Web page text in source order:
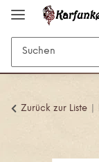
Zurück zur Liste